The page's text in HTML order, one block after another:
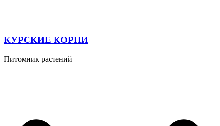
КУРСКИЕ КОРНИ
Питомник растений